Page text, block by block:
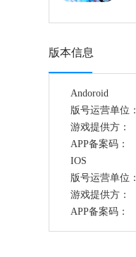
版本信息
Andoroid
版号运营单位：
游戏提供方：
APP备案码：
IOS
版号运营单位：
游戏提供方：
APP备案码：